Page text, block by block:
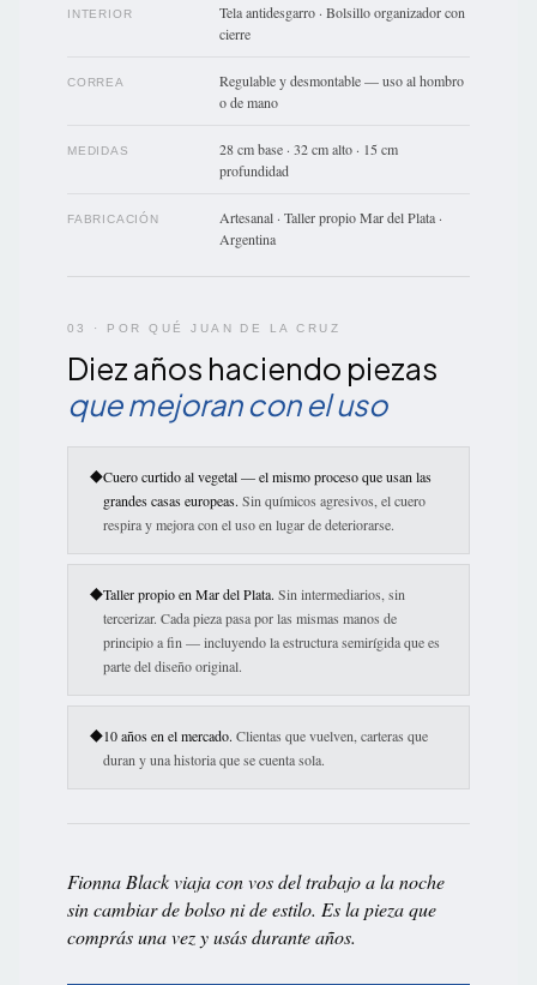
INTERIOR
Tela antidesgarro · Bolsillo organizador con
cierre
CORREA
Regulable y desmontable — uso al hombro
o de mano
MEDIDAS
28 cm base · 32 cm alto · 15 cm
profundidad
FABRICACIÓN
Artesanal · Taller propio Mar del Plata ·
Argentina
03 · POR QUÉ JUAN DE LA CRUZ
Diez años haciendo piezas
que mejoran con el uso
◆Cuero curtido al vegetal — el mismo proceso que usan las
grandes casas europeas. Sin químicos agresivos, el cuero
respira y mejora con el uso en lugar de deteriorarse.
◆Taller propio en Mar del Plata. Sin intermediarios, sin
tercerizar. Cada pieza pasa por las mismas manos de
principio a fin — incluyendo la estructura semirígida que es
parte del diseño original.
◆10 años en el mercado. Clientas que vuelven, carteras que
duran y una historia que se cuenta sola.
Fionna Black viaja con vos del trabajo a la noche
sin cambiar de bolso ni de estilo. Es la pieza que
comprás una vez y usás durante años.